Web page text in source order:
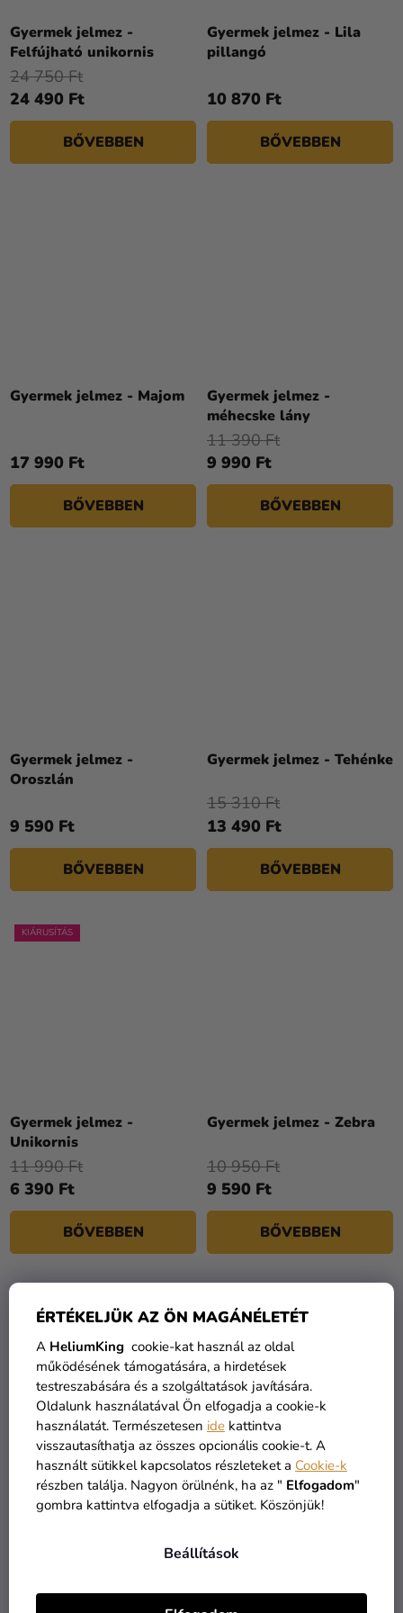
ÉRTÉKELJÜK AZ ÖN MAGÁNÉLETÉT
A HeliumKing cookie-kat használ az oldal
működésének támogatására, a hirdetések
testreszabására és a szolgáltatások javítására.
Oldalunk használatával Ön elfogadja a cookie-k
használatát. Természetesen ide kattintva
visszautasíthatja az összes opcionális cookie-t. A
használt sütikkel kapcsolatos részleteket a Cookie-k
részben találja. Nagyon örülnénk, ha az " Elfogadom"
gombra kattintva elfogadja a sütiket. Köszönjük!
Beállítások
Gyermek jelmez -
Felfújható unikornis
átlagos
5,0
csillag.
24 490 Ft
24 750 Ft
BŐVEBBEN
Gyermek jelmez - Lila
pillangó
10 870 Ft
BŐVEBBEN
Gyermek jelmez - Majom
17 990 Ft
BŐVEBBEN
Gyermek jelmez -
méhecske lány
9 990 Ft
11 390 Ft
BŐVEBBEN
Gyermek jelmez -
Oroszlán
9 590 Ft
BŐVEBBEN
Gyermek jelmez - Tehénke
13 490 Ft
15 310 Ft
BŐVEBBEN
KIÁRUSÍTÁS
Gyermek jelmez -
Unikornis
4,0
csillag.
6 390 Ft
11 990 Ft
BŐVEBBEN
Gyermek jelmez - Zebra
9 590 Ft
10 950 Ft
BŐVEBBEN
Gyermek jelmez – Panda
A
termék
átlagos
értékelése
BŐVEBBEN
Gyermek jelmez a
legkisebbek számára -
7 990 Ft
BŐVEBBEN